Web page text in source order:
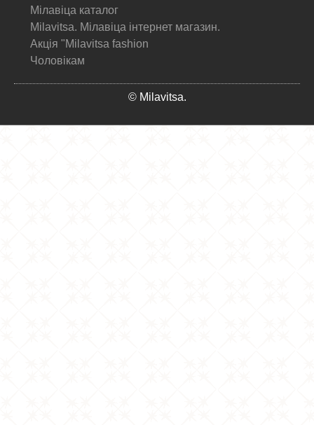
Мілавіца каталог
Milavitsa. Мілавіца інтернет магазин.
Акція "Milavitsa fashion
Чоловікам
© Milavitsa.